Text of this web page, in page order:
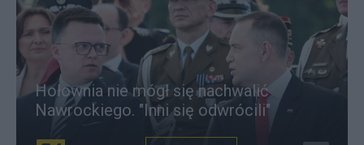
Hołownia nie mógł się nachwalić
Nawrockiego. "Inni się odwrócili"